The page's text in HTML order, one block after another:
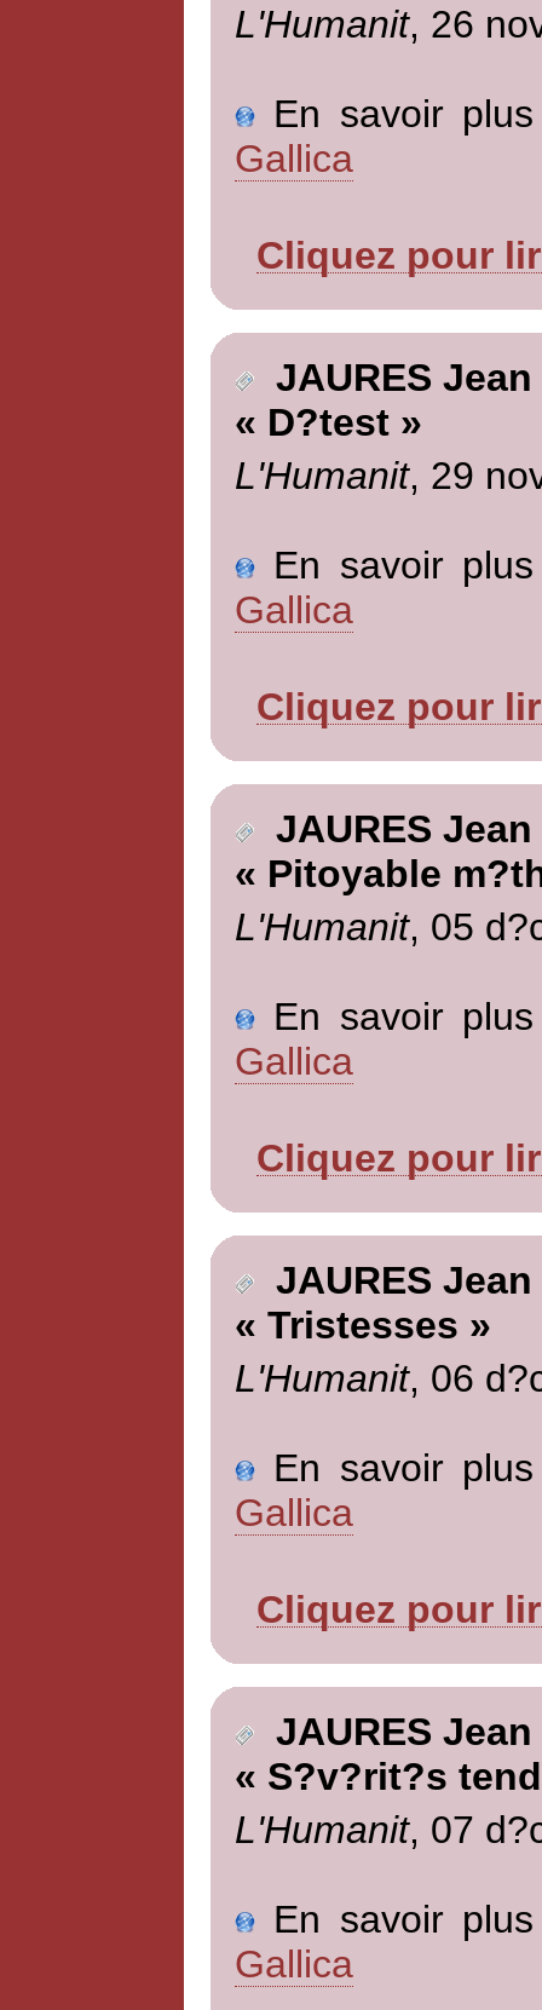
L'Humanit, 26
En savoir
Gallica
Cliquez pour
JAURES Jean
« D?test »
L'Humanit, 29
En savoir
Gallica
Cliquez pour
JAURES Jean
« Pitoyable
L'Humanit, 05
En savoir
Gallica
Cliquez pour
JAURES Jean
« Tristesses »
L'Humanit, 06
En savoir
Gallica
Cliquez pour
JAURES Jean
« S?v?rit?s
L'Humanit, 07
En savoir
Gallica